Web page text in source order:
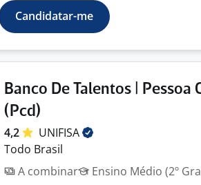
Candidatar-me
Banco De Talentos | Pessoa
(Pcd)
4,2
UNIFISA
Todo Brasil
A combinar
Ensino Médio (2º